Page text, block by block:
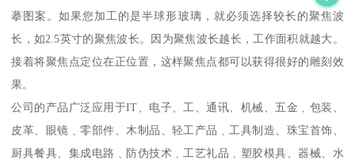
摹图案。如果您加工的是半球形玻璃，就必须选择较长的聚焦波
长，如2.5英寸的聚焦波长。因为聚焦波长越长，工作面积就越大。
接着将聚焦点定位在正位置，这样聚焦点都可以获得很好的雕刻效
果。
公司的产品广泛应用于IT、电子、工、通讯、机械、五金﹑包装、
皮革、眼镜﹑零部件、木制品、轻工产品﹑工具制造、珠宝首饰、
厨具餐具、集成电路﹑防伪技术﹑工艺礼品﹑塑胶模具、器械、水